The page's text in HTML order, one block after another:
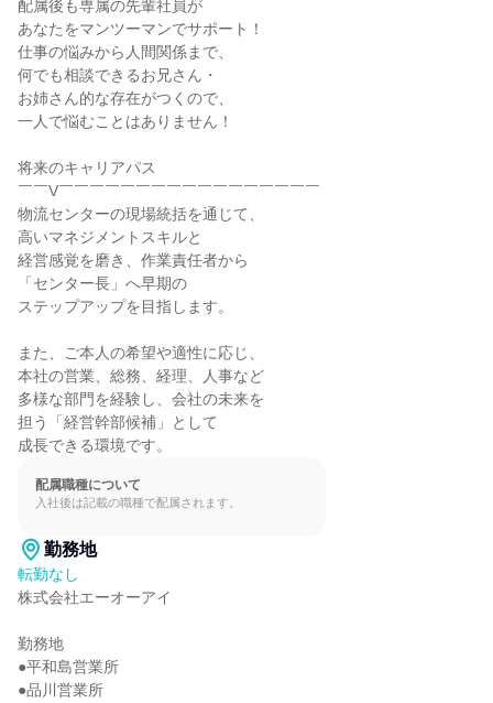
配属後も専属の先輩社員が
あなたをマンツーマンでサポート！
仕事の悩みから人間関係まで、
何でも相談できるお兄さん・
お姉さん的な存在がつくので、
一人で悩むことはありません！
将来のキャリアパス
￣￣V￣￣￣￣￣￣￣￣￣￣￣￣￣￣￣￣￣
物流センターの現場統括を通じて、
高いマネジメントスキルと
経営感覚を磨き、作業責任者から
「センター長」へ早期の
ステップアップを目指します。
また、ご本人の希望や適性に応じ、
本社の営業、総務、経理、人事など
多様な部門を経験し、会社の未来を
担う「経営幹部候補」として
成長できる環境です。
配属職種について
入社後は記載の職種で配属されます。
勤務地
転勤なし
株式会社エーオーアイ
勤務地
●平和島営業所
●品川営業所